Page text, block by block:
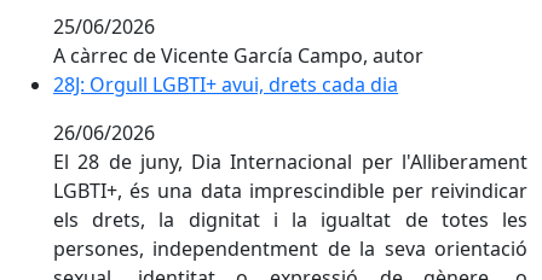
25/06/2026
A càrrec de Vicente García Campo, autor
28J: Orgull LGBTI+ avui, drets cada dia
28J: Orgull LGBTI+ avui, drets cada dia
26/06/2026
El 28 de juny, Dia Internacional per l'Alliberament
LGBTI+, és una data imprescindible per reivindicar
els drets, la dignitat i la igualtat de totes les
persones, independentment de la seva orientació